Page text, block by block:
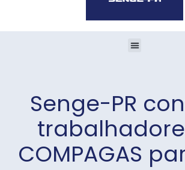
Senge-PR
COMPAGAS